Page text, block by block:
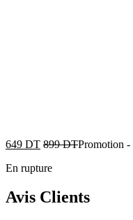
649 DT 899DTPromotion -
En rupture
Avis Clients